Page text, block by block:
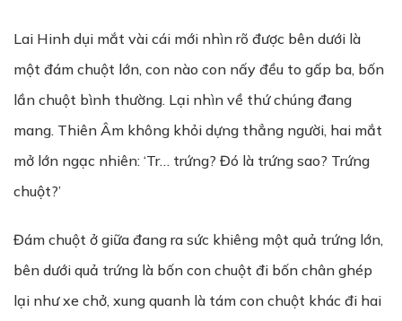
Lai Hinh dụi mắt vài cái mới nhìn rõ được bên dưới là
một đám chuột lớn, con nào con nấy đều to gấp ba, bốn
lần chuột bình thường. Lại nhìn về thứ chúng đang
mang. Thiên Âm không khỏi dựng thẳng người, hai mắt
mở lớn ngạc nhiên: ‘Tr… trứng? Đó là trứng sao? Trứng
chuột?’
Đám chuột ở giữa đang ra sức khiêng một quả trứng lớn,
bên dưới quả trứng là bốn con chuột đi bốn chân ghép
lại như xe chở, xung quanh là tám con chuột khác đi hai